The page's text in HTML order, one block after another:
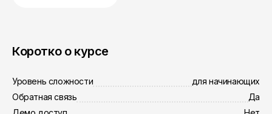
Коротко о курсе
Уровень сложности
для начинающих
Обратная связь
Да